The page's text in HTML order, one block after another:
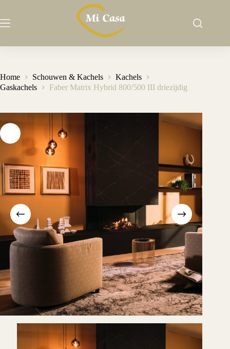
de
Home Schouwen & Kachels
Kachels
Gaskachels
Faber Matrix Hybrid 800/500 III driezijdig